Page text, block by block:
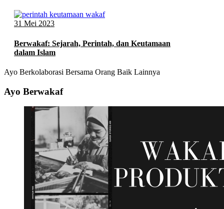
31 Mei 2023
Berwakaf: Sejarah, Perintah, dan Keutamaan
dalam Islam
Ayo Berkolaborasi Bersama Orang Baik Lainnya
Ayo Berwakaf